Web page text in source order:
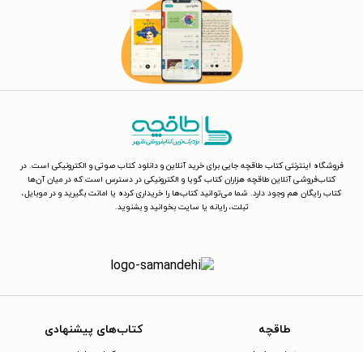
فروشگاه اینترنتی کتاب طاقچه جایی برای خرید آنلاین و دانلود کتاب صوتی و الکترونیکی است. در
کتاب‌فروشی آنلاین طاقچه هزاران کتاب گویا و الکترونیکی در دسترس است که در میان آن‌ها
کتاب رایگان هم وجود دارد. شما می‌توانید کتاب‌ها را خریداری کرده یا امانت بگیرید و در موبایل،
تبلت، رایانه یا سایت بخوانید و بشنوید.
طاقچه کتاب‌های پیشنهادی